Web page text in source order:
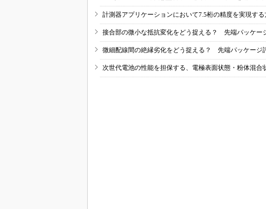
計測器アプリケーションにおいて7.5桁の精度を実現する
接合部の微小な抵抗変化をどう捉える？ 先端パッケー
微細配線間の絶縁劣化をどう捉える？ 先端パッケージ
次世代電池の性能を担保する、電極表面状態・粉体混合